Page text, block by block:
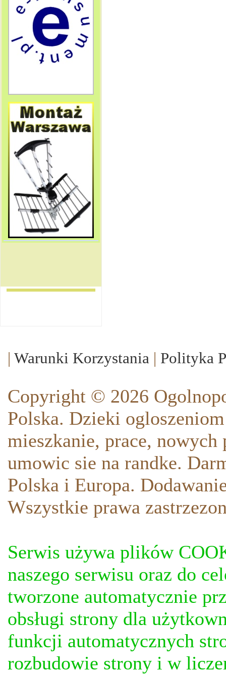
| Warunki Korzystania | Polityka
Copyright © 2026
Polska. Dzieki
mieszkanie, prace,
umowic sie na randke.
Polska i Europa.
Wszystkie prawa
Serwis używa plików
naszego serwisu oraz do
tworzone automatycznie
obsługi strony dla
funkcji automatycznych
rozbudowie strony i w